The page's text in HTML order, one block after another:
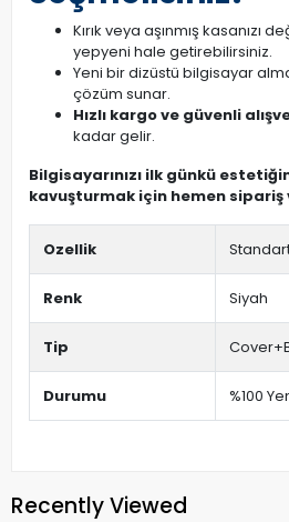
Kırık veya aşınmış kasanızı
yepyeni hale getirebilirsiniz.
Yeni bir dizüstü bilgisayar
çözüm sunar.
Hızlı kargo ve güvenli
kadar gelir.
Bilgisayarınızı ilk günkü
kavuşturmak için hemen sipariş
Ozellik
Renk Siyah
Tip
Durumu %100
Recently Viewed